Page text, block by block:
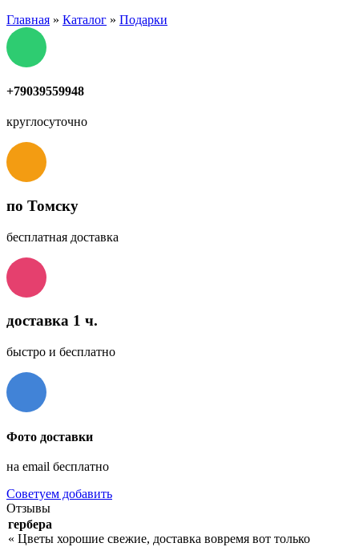
Главная » Каталог » Подарки
+79039559948
круглосуточно
по Томску
бесплатная доставка
доставка 1 ч.
быстро и бесплатно
Фото доставки
на email бесплатно
Советуем добавить
Отзывы
гербера
« Цветы хорошие свежие, доставка вовремя вот только